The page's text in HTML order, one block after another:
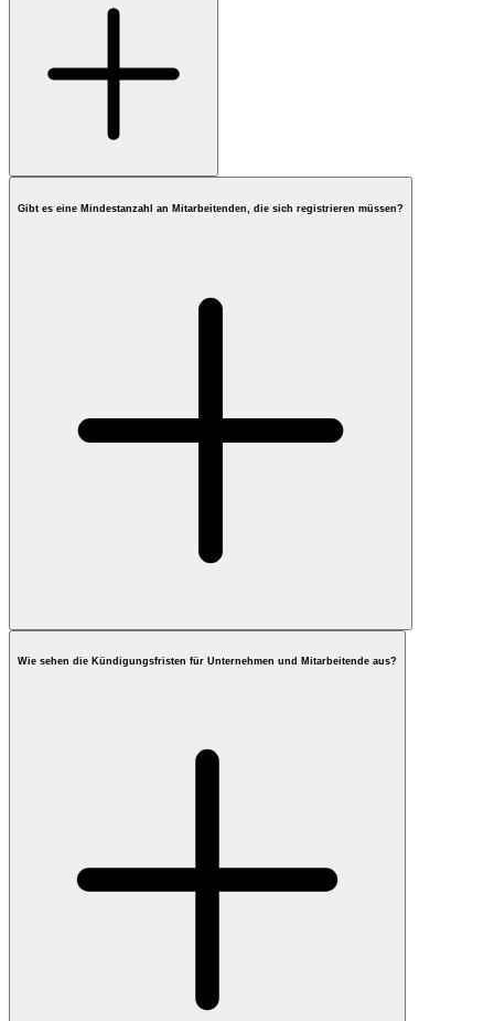
Gibt es eine Mindestanzahl an Mitarbeitenden, die sich registrieren müssen?
Wie sehen die Kündigungsfristen für Unternehmen und Mitarbeitende aus?